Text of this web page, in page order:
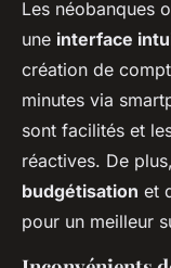
Les néobanques
une interface
création de
minutes via
sont facilités et
réactives. De
budgétisation et
pour un meilleur